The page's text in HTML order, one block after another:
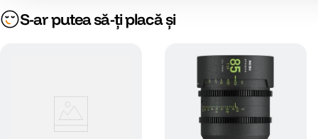
S-ar putea să-ți placă și